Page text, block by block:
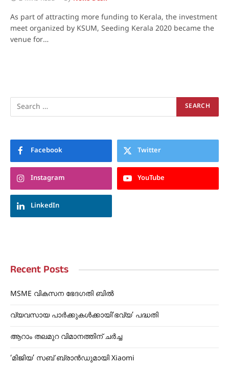
As part of attracting more funding to Kerala, the investment
meet organized by KSUM, Seeding Kerala 2020 became the
venue for…
Facebook Twitter
Instagram YouTube
LinkedIn
Recent Posts
MSME വികസന ഭേദഗതി ബിൽ
വ്യവസായ പാർക്കുകൾക്കായി’ഭവ്യ’ പദ്ധതി
ആറാം തലമുറ വിമാനത്തിന് ചർച്ച
‘മിജിയ’ സബ്‌ ബ്രാൻഡുമായി Xiaomi